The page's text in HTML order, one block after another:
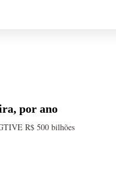
por ano
R$ 500 bilhões